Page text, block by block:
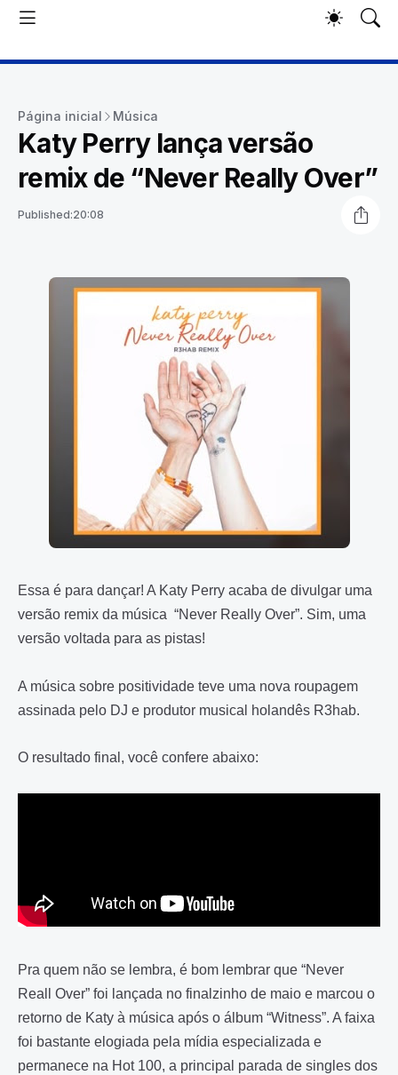
Página inicial Música
Katy Perry lança versão
remix de “Never Really Over”
Published:20:08
Essa é para dançar! A Katy Perry acaba de divulgar uma
versão remix da música “Never Really Over”. Sim, uma
versão voltada para as pistas!
A música sobre positividade teve uma nova roupagem
assinada pelo DJ e produtor musical holandês R3hab.
O resultado final, você confere abaixo:
Pra quem não se lembra, é bom lembrar que “Never
Reall Over” foi lançada no finalzinho de maio e marcou o
retorno de Katy à música após o álbum “Witness”. A faixa
foi bastante elogiada pela mídia especializada e
permanece na Hot 100, a principal parada de singles dos